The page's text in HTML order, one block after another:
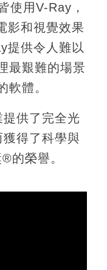
使用V-Ray，
影和視覺效果
提供令人難以
最艱難的場景
軟體。
供了完全光
得了科學與
的榮譽。